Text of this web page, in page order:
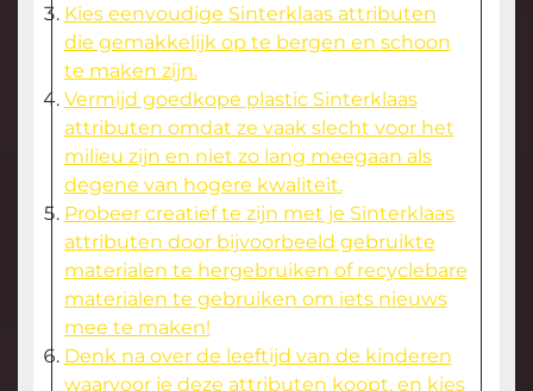
Kies eenvoudige Sinterklaas attributen
die gemakkelijk op te bergen en schoon
te maken zijn.
Vermijd goedkope plastic Sinterklaas
attributen omdat ze vaak slecht voor het
milieu zijn en niet zo lang meegaan als
degene van hogere kwaliteit.
Probeer creatief te zijn met je Sinterklaas
attributen door bijvoorbeeld gebruikte
materialen te hergebruiken of recyclebare
materialen te gebruiken om iets nieuws
mee te maken!
Denk na over de leeftijd van de kinderen
waarvoor je deze attributen koopt, en kies